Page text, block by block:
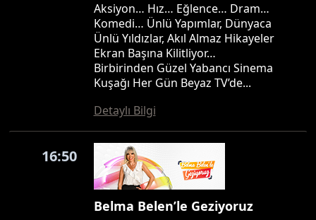
Aksiyon… Hız… Eğlence… Dram…
Komedi… Ünlü Yapımlar, Dünyaca
Ünlü Yıldızlar, Akıl Almaz Hikayeler
Ekran Başına Kilitliyor…
Birbirinden Güzel Yabancı Sinema
Kuşağı Her Gün Beyaz TV’de...
Detaylı Bilgi
16:50
Belma Belen’le Geziyoruz